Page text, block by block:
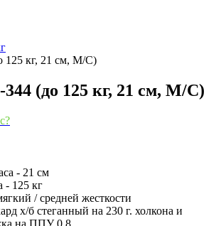
125 кг, 21 см, М/С)
(до 125 кг, 21 см, М/С)
- 21 см
- 125 кг
/ средней жесткости
х/б стеганный на 230 г. холкона и
на ППУ 0,8